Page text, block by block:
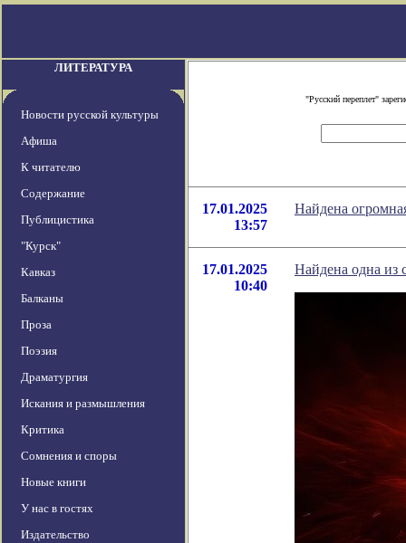
ЛИТЕРАТУРА
Новости русской культуры
Афиша
К читателю
Содержание
Публицистика
"Курск"
Кавказ
Балканы
Проза
Поэзия
Драматургия
Искания и размышления
Критика
Сомнения и споры
Новые книги
У нас в гостях
Издательство
"Русский переплет"
17.01.2025
13:57
Найдена
17.01.2025
10:40
Найдена одна из